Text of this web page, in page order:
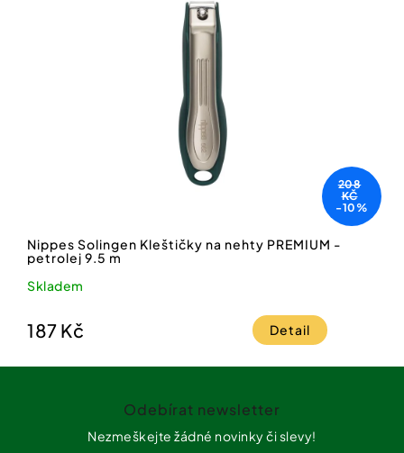
208
KČ
-10%
Nippes Solingen Kleštičky na nehty PREMIUM -
petrolej 9.5 m
Skladem
187 Kč Detail
Odebírat newsletter
Nezmeškejte žádné novinky či slevy!